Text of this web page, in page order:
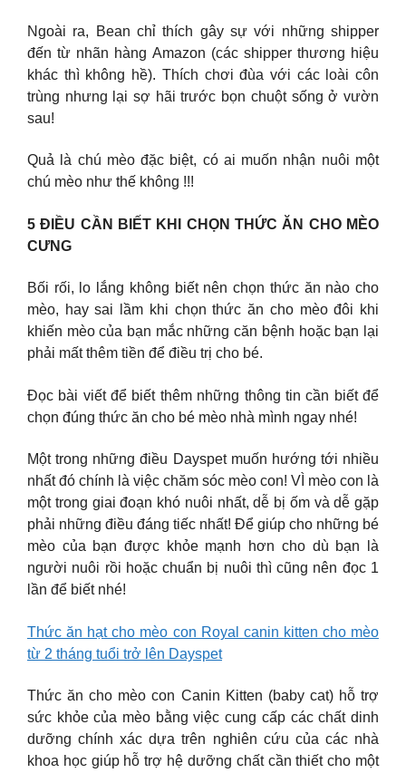
Ngoài ra, Bean chỉ thích gây sự với những shipper
đến từ nhãn hàng Amazon (các shipper thương hiệu
khác thì không hề). Thích chơi đùa với các loài côn
trùng nhưng lại sợ hãi trước bọn chuột sống ở vườn
sau!
Quả là chú mèo đặc biệt, có ai muốn nhận nuôi một
chú mèo như thế không !!!
5 ĐIỀU CẦN BIẾT KHI CHỌN THỨC ĂN CHO MÈO
CƯNG
Bối rối, lo lắng không biết nên chọn thức ăn nào cho
mèo, hay sai lầm khi chọn thức ăn cho mèo đôi khi
khiến mèo của bạn mắc những căn bệnh hoặc bạn lại
phải mất thêm tiền để điều trị cho bé.
Đọc bài viết để biết thêm những thông tin cần biết để
chọn đúng thức ăn cho bé mèo nhà mình ngay nhé!
Một trong những điều Dayspet muốn hướng tới nhiều
nhất đó chính là việc chăm sóc mèo con! VÌ mèo con là
một trong giai đoạn khó nuôi nhất, dễ bị ốm và dễ gặp
phải những điều đáng tiếc nhất! Để giúp cho những bé
mèo của bạn được khỏe mạnh hơn cho dù bạn là
người nuôi rồi hoặc chuẩn bị nuôi thì cũng nên đọc 1
lần để biết nhé!
Thức ăn hạt cho mèo con Royal canin kitten cho mèo
từ 2 tháng tuổi trở lên Dayspet
Thức ăn cho mèo con Canin Kitten (baby cat) hỗ trợ
sức khỏe của mèo bằng việc cung cấp các chất dinh
dưỡng chính xác dựa trên nghiên cứu của các nhà
khoa học giúp hỗ trợ hệ dưỡng chất cần thiết cho một